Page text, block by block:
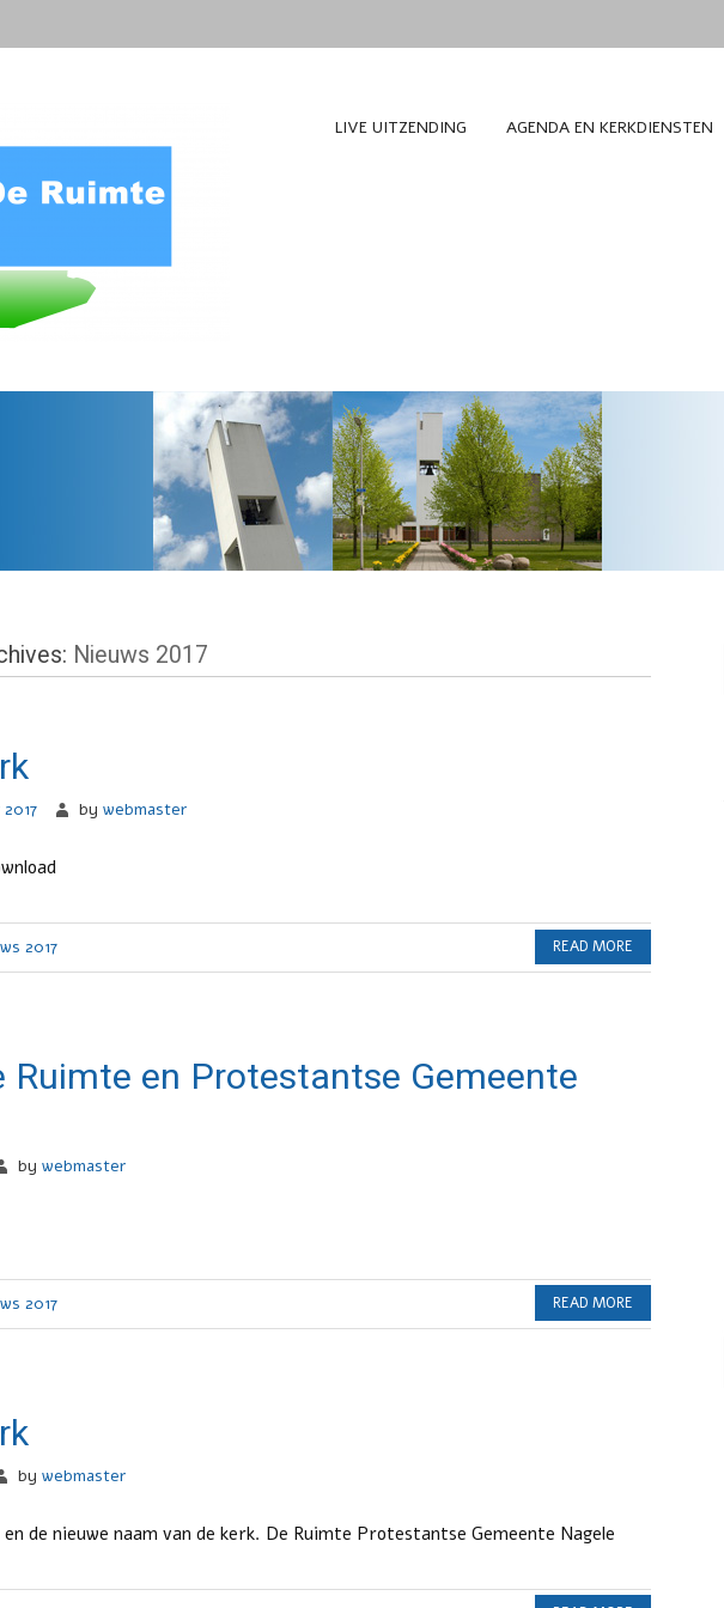
LIVE UITZENDING AGENDA EN KERKDIENSTEN
Nieuws 2017
by webmaster
2017 READ MORE
Ruimte en Protestantse Gemeente
by webmaster
2017 READ MORE
by webmaster
de nieuwe naam van de kerk. De Ruimte Protestantse Gemeente Nagele